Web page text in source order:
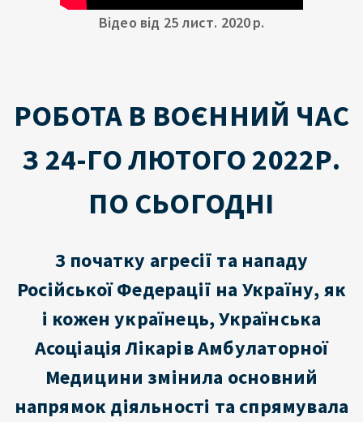
Відео від 25 лист. 2020 р.
РОБОТА В ВОЄННИЙ ЧАС
З 24-ГО ЛЮТОГО 2022Р.
ПО СЬОГОДНІ
З початку агресії та нападу
Російської Федерації на Україну, як
і кожен українець, Українська
Асоціація Лікарів Амбулаторної
Медицини змінила основний
напрямок діяльності та спрямувала